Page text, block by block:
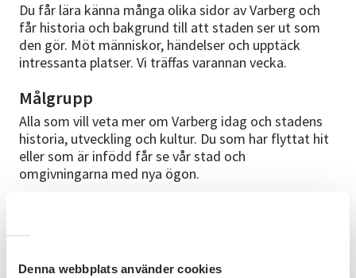
Denna webbplats använder cookies
Du får lära känna många olika sidor av Varberg och
får historia och bakgrund till att staden ser ut som
den gör. Möt människor, händelser och upptäck
intressanta platser. Vi träffas varannan vecka.
Målgrupp
Alla som vill veta mer om Varberg idag och stadens
historia, utveckling och kultur. Du som har flyttat hit
eller som är infödd får se vår stad och
omgivningarna med nya ögon.
Under cirkeln får deltagarna upptäcka mer av
händelser och verksamheter både då och nu lyfts